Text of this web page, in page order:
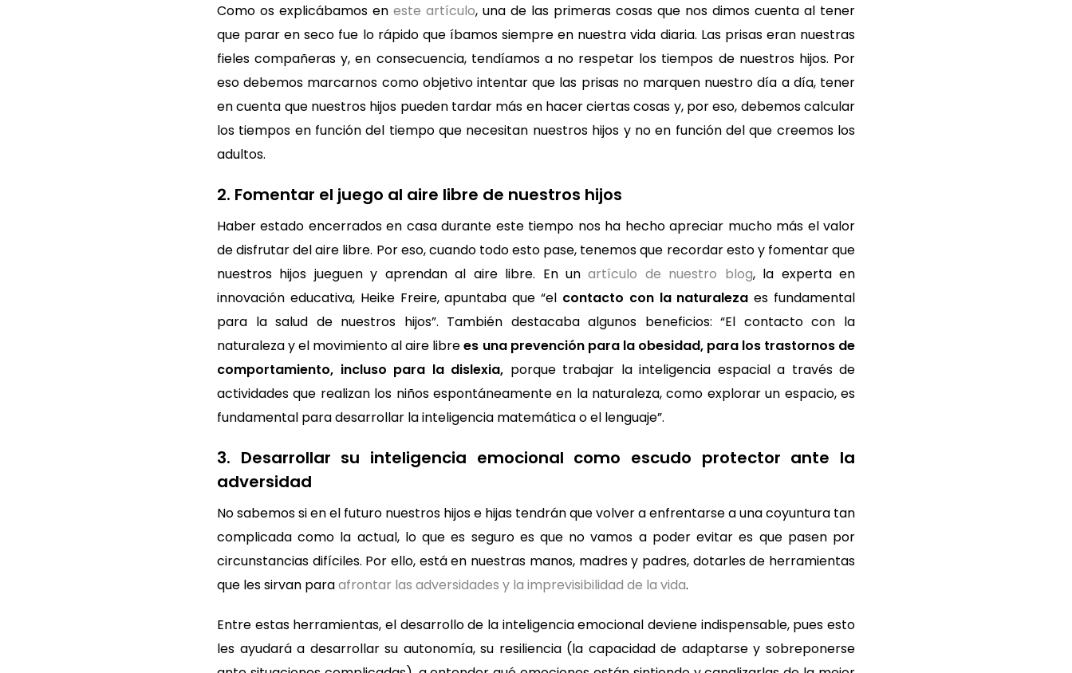
Como os explicábamos en este artículo, una de las primeras cosas que nos dimos cuenta al tener
que parar en seco fue lo rápido que íbamos siempre en nuestra vida diaria. Las prisas eran nuestras
fieles compañeras y, en consecuencia, tendíamos a no respetar los tiempos de nuestros hijos. Por
eso debemos marcarnos como objetivo intentar que las prisas no marquen nuestro día a día, tener
en cuenta que nuestros hijos pueden tardar más en hacer ciertas cosas y, por eso, debemos calcular
los tiempos en función del tiempo que necesitan nuestros hijos y no en función del que creemos los
adultos.
2. Fomentar el juego al aire libre de nuestros hijos
Haber estado encerrados en casa durante este tiempo nos ha hecho apreciar mucho más el valor
de disfrutar del aire libre. Por eso, cuando todo esto pase, tenemos que recordar esto y fomentar que
nuestros hijos jueguen y aprendan al aire libre. En unartículo de nuestro blog, la experta en
innovación educativa, Heike Freire, apuntaba que “el contacto con la naturaleza es fundamental
para la salud de nuestros hijos”. También destacaba algunos beneficios: “El contacto con la
naturaleza y el movimiento al aire librees una prevención para la obesidad, para los trastornos de
comportamiento, incluso para la dislexia, porque trabajar la inteligencia espacial a través de
actividades que realizan los niños espontáneamente en la naturaleza, como explorar un espacio, es
fundamental para desarrollar la inteligencia matemática o el lenguaje”.
3. Desarrollar su inteligencia emocional como escudo protector ante la
adversidad
No sabemos si en el futuro nuestros hijos e hijas tendrán que volver a enfrentarse a una coyuntura tan
complicada como la actual, lo que es seguro es que no vamos a poder evitar es que pasen por
circunstancias difíciles. Por ello, está en nuestras manos, madres y padres, dotarles de herramientas
que les sirvan paraafrontar las adversidades y la imprevisibilidad de la vida.
Entre estas herramientas, el desarrollo de la inteligencia emocional deviene indispensable, pues esto
les ayudará a desarrollar su autonomía, su resiliencia (la capacidad de adaptarse y sobreponerse